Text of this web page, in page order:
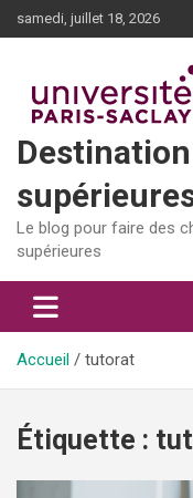
au
samedi, juillet 18, 2026
Le blog pour faire des
supérieures
Accueil tutorat
Étiquette :